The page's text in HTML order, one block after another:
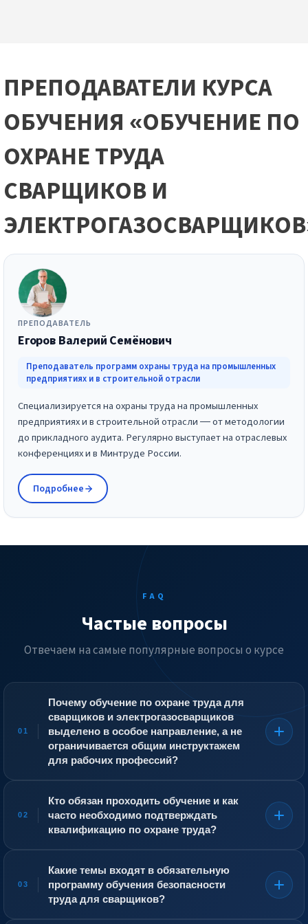
ПРЕПОДАВАТЕЛИ КУРСА
ОБУЧЕНИЯ «ОБУЧЕНИЕ ПО
ОХРАНЕ ТРУДА
СВАРЩИКОВ И
ПРЕПОДАВАТЕЛЬ
Егоров Валерий Семёнович
Преподаватель программ охраны труда на промышленных
предприятиях и в строительной отрасли
Специализируется на охраны труда на промышленных
предприятиях и в строительной отрасли — от методологии
до прикладного аудита. Регулярно выступает на отраслевых
конференциях и в Минтруде России.
Подробнее
FAQ
Частые вопросы
Отвечаем на самые популярные вопросы о курсе
01
Почему обучение по охране труда для
сварщиков и электрогазосварщиков
выделено в особое направление, а не
ограничивается общим инструктажем
для рабочих профессий?
несколько критических факторов опасности, которые
редко встречаются вместе. Сварщик одновременно
подвергается риску поражения электрическим током
(в электродуговой сварке), взрыва и пожара (при
легковоспламеняющихся материалов), воздействию
интенсивного ультрафиолетового и инфракрасного
излучения (ожог сетчатки и кожи), а также отравлению
сварочным аэрозолем, содержащим оксиды металлов и
02
Кто обязан проходить обучение и как
часто необходимо подтверждать
квалификацию по охране труда?
выполняющих ручную дуговую, аргонодуговую,
газовую сварку и резку металлов, независимо от их
разряда и стажа. Система подготовки включает
несколько этапов. Первичный инструктаж на рабочем
03
Какие темы входят в обязательную
программу обучения безопасности
труда для сварщиков?